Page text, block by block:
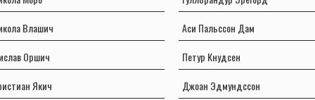
Влашич
Оршич
Якич
Аси Пальссон Дам
Петур Кнудсен
Джоан Эдмундссон